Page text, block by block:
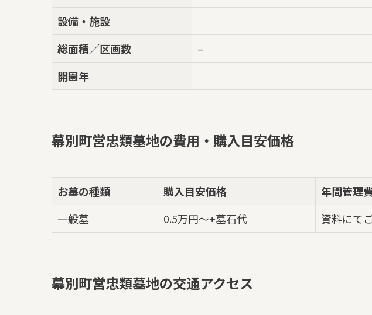
設備・施設
総面積／区画数
–
開園年
幕別町営忠類墓地の費用・購入目安価格
お墓の種類 購入目安価格
年間管理
一般墓
0.5万円～+墓石代 資料にて
幕別町営忠類墓地の交通アクセス